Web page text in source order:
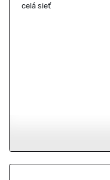
celá sieť